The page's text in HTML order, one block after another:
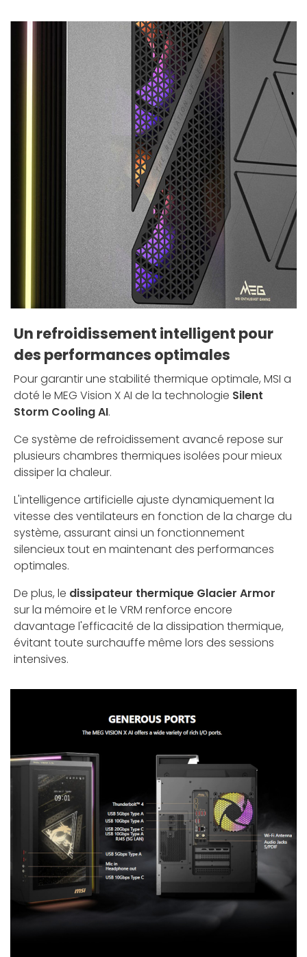
Un refroidissement intelligent pour
des performances optimales
Pour garantir une stabilité thermique optimale, MSI a
doté le MEG Vision X AI de la technologie Silent
Storm Cooling AI.
Ce système de refroidissement avancé repose sur
plusieurs chambres thermiques isolées pour mieux
dissiper la chaleur.
L'intelligence artificielle ajuste dynamiquement la
vitesse des ventilateurs en fonction de la charge du
système, assurant ainsi un fonctionnement
silencieux tout en maintenant des performances
optimales.
De plus, le dissipateur thermique Glacier Armor
sur la mémoire et le VRM renforce encore
davantage l'efficacité de la dissipation thermique,
évitant toute surchauffe même lors des sessions
intensives.